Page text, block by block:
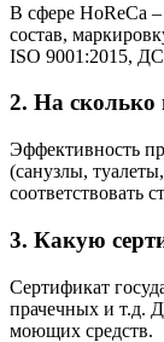
В сфере HoReCa
состав,
ISO 9001:2015,
2. На сколько
Эффективность
(санузлы,
соответствовать
3. Какую
Сертификат
прачечных и т.д.
моющих средств.